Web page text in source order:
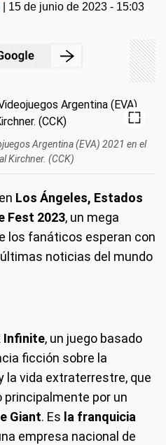
15 de junio de 2023 - 15:03
Argentina (EVA) 2021 en el
Kirchner. (CCK)
Los Ángeles, Estados
Fest 2023, un mega
los fanáticos esperan con
noticias del mundo
Infinite, un juego basado
ficción sobre la
la vida extraterrestre, que
por un
Giant. Es la franquicia
empresa nacional de